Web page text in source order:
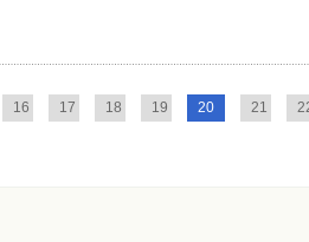
16 17 18 19 20 21